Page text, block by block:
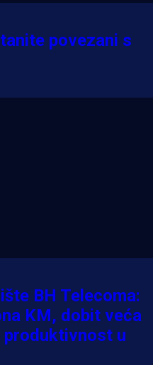
povezani s
BH Telecoma:
KM, dobit veća
produktivnost u